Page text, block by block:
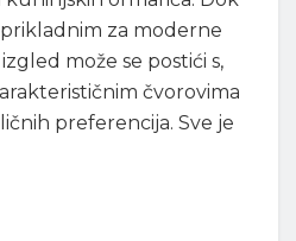
za moderne
može se postići s,
čvorovima
preferencija. Sve je